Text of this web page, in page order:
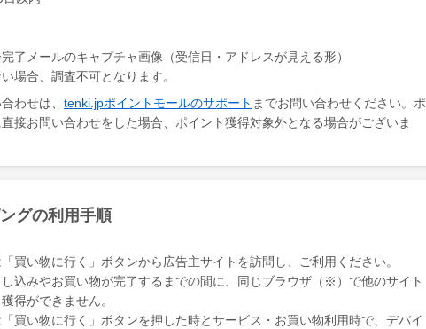
了メールのキャプチャ画像（受信日・アドレスが見える形）
場合、調査不可となります。
わせは、 tenki.jpポイントモールのサポート までお問い合わせください。ポ
接お問い合わせをした場合、ポイント獲得対象外となる場合がございま
グの利用手順
買い物に行く」ボタンから広告主サイトを訪問し、ご利用ください。
込みやお買い物が完了するまでの間に、同じブラウザ（※）で他のサイト
得ができません。
「買い物に行く」ボタンを押した時とサービス・お買い物利用時で、デバイ